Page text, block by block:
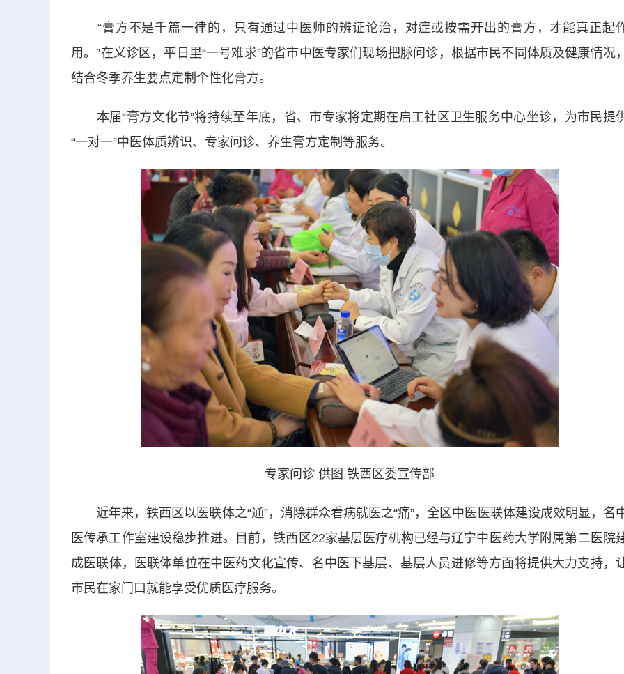
“膏方不是千篇一律的，只有通过中医师的辨证论治，对症或按需开出的膏方，才能真正起
用。”在义诊区，平日里“一号难求”的省市中医专家们现场把脉问诊，根据市民不同体质及健康情况，
结合冬季养生要点定制个性化膏方。
本届“膏方文化节”将持续至年底，省、市专家将定期在启工社区卫生服务中心坐诊，为市民提
“一对一”中医体质辨识、专家问诊、养生膏方定制等服务。
专家问诊 供图 铁西区委宣传部
近年来，铁西区以医联体之“通”，消除群众看病就医之“痛”，全区中医医联体建设成效明显，名
医传承工作室建设稳步推进。目前，铁西区22家基层医疗机构已经与辽宁中医药大学附属第二医院
成医联体，医联体单位在中医药文化宣传、名中医下基层、基层人员进修等方面将提供大力支持，
市民在家门口就能享受优质医疗服务。